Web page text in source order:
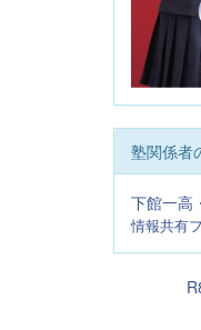
塾関係者
下館一高
情報共有